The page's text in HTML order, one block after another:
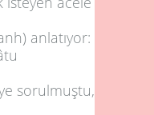
anlatıyor:
sorulmuştu,